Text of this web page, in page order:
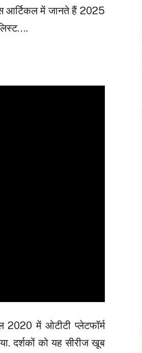
आर्टिकल में जानते हैं 2025
2020 में ओटीटी प्लेटफॉर्म
दर्शकों को यह सीरीज खूब